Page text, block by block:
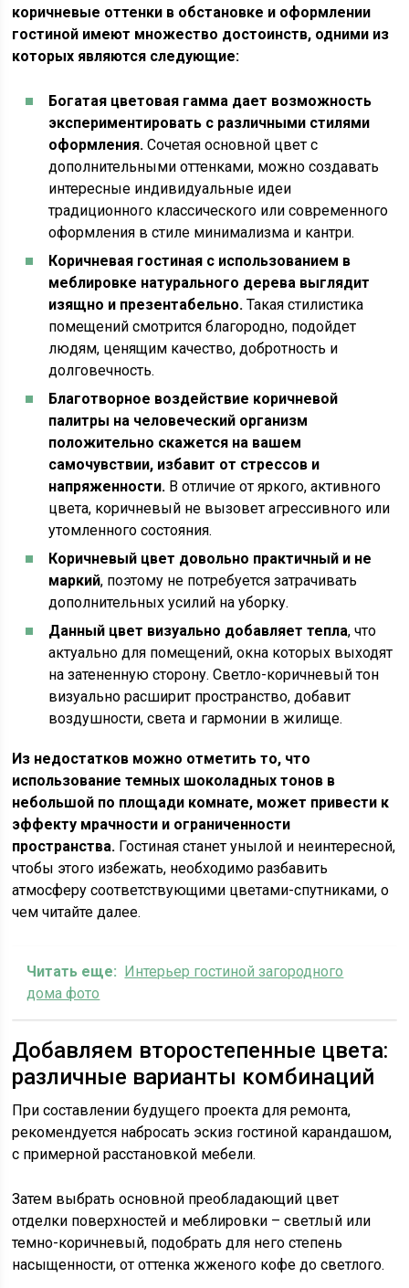
коричневые оттенки в обстановке и оформлении
гостиной имеют множество достоинств, одними из
которых являются следующие:
Богатая цветовая гамма дает возможность
экспериментировать с различными стилями
оформления. Сочетая основной цвет с
дополнительными оттенками, можно создавать
интересные индивидуальные идеи
традиционного классического или современного
оформления в стиле минимализма и кантри.
Коричневая гостиная с использованием в
меблировке натурального дерева выглядит
изящно и презентабельно. Такая стилистика
помещений смотрится благородно, подойдет
людям, ценящим качество, добротность и
долговечность.
Благотворное воздействие коричневой
палитры на человеческий организм
положительно скажется на вашем
самочувствии, избавит от стрессов и
напряженности. В отличие от яркого, активного
цвета, коричневый не вызовет агрессивного или
утомленного состояния.
Коричневый цвет довольно практичный и не
маркий, поэтому не потребуется затрачивать
дополнительных усилий на уборку.
Данный цвет визуально добавляет тепла, что
актуально для помещений, окна которых выходят
на затененную сторону. Светло-коричневый тон
визуально расширит пространство, добавит
воздушности, света и гармонии в жилище.
Из недостатков можно отметить то, что
использование темных шоколадных тонов в
небольшой по площади комнате, может привести к
эффекту мрачности и ограниченности
пространства. Гостиная станет унылой и неинтересной,
чтобы этого избежать, необходимо разбавить
атмосферу соответствующими цветами-спутниками, о
чем читайте далее.
Читать еще: Интерьер гостиной загородного
дома фото
Добавляем второстепенные цвета:
различные варианты комбинаций
При составлении будущего проекта для ремонта,
рекомендуется набросать эскиз гостиной карандашом,
с примерной расстановкой мебели.
Затем выбрать основной преобладающий цвет
отделки поверхностей и меблировки – светлый или
темно-коричневый, подобрать для него степень
насыщенности, от оттенка жженого кофе до светлого.